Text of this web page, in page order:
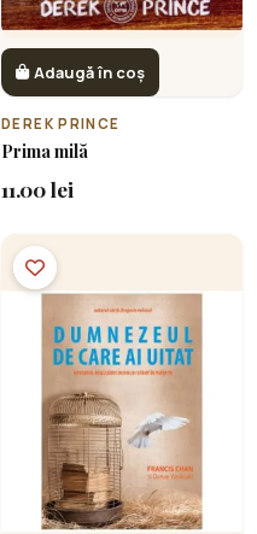
Adaugă în coș
DEREK PRINCE
Prima milă
11.00 lei